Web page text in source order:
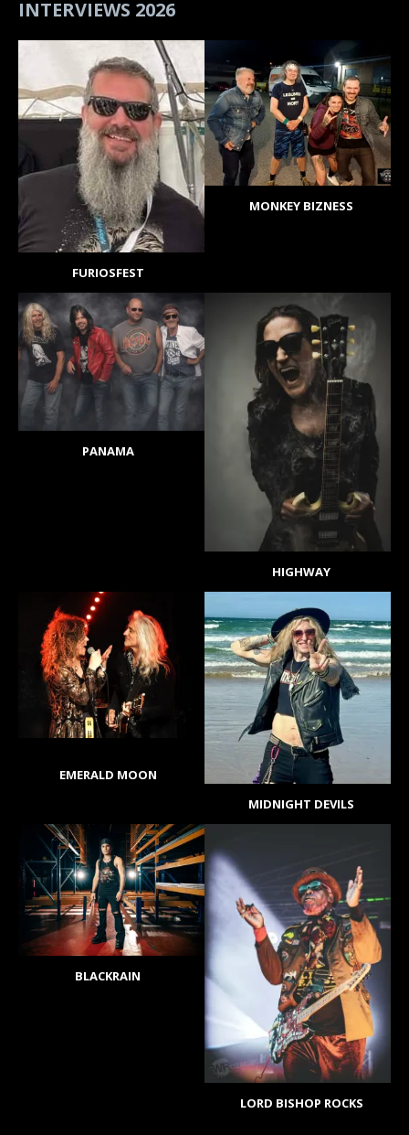
INTERVIEWS 2026
FURIOSFEST
MONKEY BIZNESS
PANAMA
HIGHWAY
EMERALD MOON
MIDNIGHT DEVILS
BLACKRAIN
LORD BISHOP ROCKS